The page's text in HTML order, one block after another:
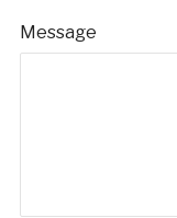
Message